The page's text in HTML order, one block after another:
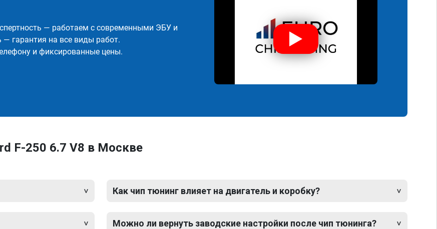
— работаем с современными ЭБУ и
гарантия на все виды работ.
и фиксированные цены.
F-250 6.7 V8 в Москве
Как чип тюнинг влияет на двигатель и коробку?
Можно ли вернуть заводские настройки после чип тюнинга?